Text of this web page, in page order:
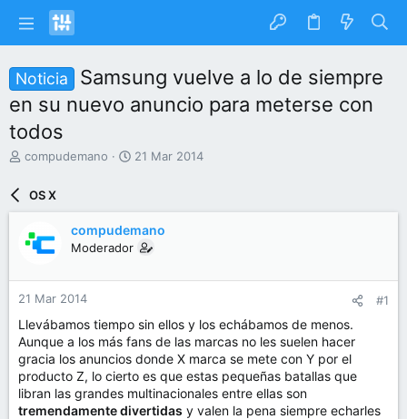
Noticia
Samsung vuelve a lo de siempre
en su nuevo anuncio para meterse con
todos
I
a
r
d
e
t
e
m
a
compudemano
F
d
e
n
o
21 Mar 2014
OS X
compudemano
Moderador
21 Mar 2014 #1
Llevábamos tiempo sin ellos y los echábamos de menos.
Aunque a los más fans de las marcas no les suelen hacer
gracia los anuncios donde X marca se mete con Y por el
producto Z, lo cierto es que estas pequeñas batallas que
libran las grandes multinacionales entre ellas son
tremendamente divertidas y valen la pena siempre echarles